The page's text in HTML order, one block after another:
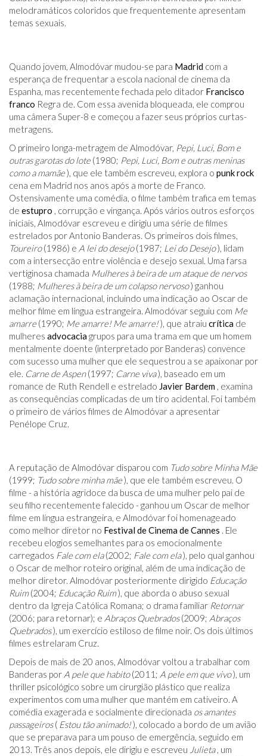
melodramáticos coloridos que frequentemente apresentam
temas sexuais.
Quando jovem, Almodóvar mudou-se para Madrid com a
esperança de frequentar a escola nacional de cinema da
Espanha, mas recentemente fechada pelo ditador Francisco
franco Regra de. Com essa avenida bloqueada, ele comprou
uma câmera Super-8 e começou a fazer seus próprios curtas-
metragens.
O primeiro longa-metragem de Almodóvar, Pepi, Luci, Bom e
outras garotas do lote(1980; Pepi, Luci, Bom e outras meninas
como a mamãe), que ele também escreveu, explora o punk rock
cena em Madrid nos anos após a morte de Franco.
Ostensivamente uma comédia, o filme também trafica em temas
de estupro , corrupção e vingança. Após vários outros esforços
iniciais, Almodóvar escreveu e dirigiu uma série de filmes
estrelados por Antonio Banderas. Os primeiros dois filmes,
Toureiro(1986) e A lei do desejo(1987; Lei do Desejo), lidam
com a intersecção entre violência e desejo sexual. Uma farsa
vertiginosa chamada Mulheres à beira de um ataque de nervos
(1988; Mulheres à beira de um colapso nervoso) ganhou
aclamação internacional, incluindo uma indicação ao Oscar de
melhor filme em língua estrangeira. Almodóvar seguiu com Me
amarre(1990; Me amarre! Me amarre!), que atraiu crítica de
mulheres advocaciagrupos para uma trama em que um homem
mentalmente doente (interpretado por Banderas) convence
com sucesso uma mulher que ele sequestrou a se apaixonar por
ele. Carne de Aspen(1997; Carne viva), baseado em um
romance de Ruth Rendell e estrelado Javier Bardem , examina
as consequências complicadas de um tiro acidental. Foi também
o primeiro de vários filmes de Almodóvar a apresentar
Penélope Cruz.
A reputação de Almodóvar disparou com Tudo sobre Minha Mãe
(1999; Tudo sobre minha mãe), que ele também escreveu. O
filme - a história agridoce da busca de uma mulher pelo pai de
seu filho recentemente falecido - ganhou um Oscar de melhor
filme em língua estrangeira, e Almodóvar foi homenageado
como melhor diretor no Festival de Cinema de Cannes . Ele
recebeu elogios semelhantes para os emocionalmente
carregados Fale com ela(2002; Fale com ela), pelo qual ganhou
o Oscar de melhor roteiro original, além de uma indicação de
melhor diretor. Almodóvar posteriormente dirigido Educação
Ruim(2004; Educação Ruim), que aborda o abuso sexual
dentro da Igreja Católica Romana; o drama familiar Retornar
(2006; para retornar); e Abraços Quebrados(2009; Abraços
Quebrados), um exercício estiloso de filme noir. Os dois últimos
filmes estrelaram Cruz.
Depois de mais de 20 anos, Almodóvar voltou a trabalhar com
Banderas por A pele que habito(2011; A pele em que vivo), um
thriller psicológico sobre um cirurgião plástico que realiza
experimentos com uma mulher que mantém em cativeiro. A
comédia exagerada e socialmente direcionada os amantes
passageiros( Estou tão animado!), colocado a bordo de um avião
que se preparava para um pouso de emergência, seguido em
2013. Três anos depois, ele dirigiu e escreveu Julieta, um